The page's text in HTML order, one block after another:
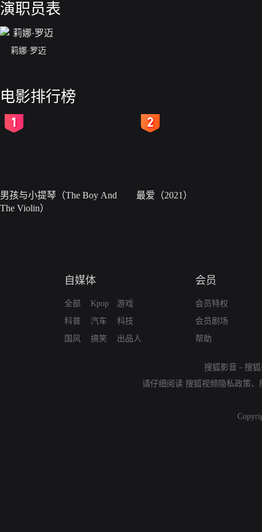
演职员表
莉娜·罗迈
电影排行榜
男孩与小提琴（The Boy And
The Violin）
最爱（2021）
自媒体
全部
科普
国风
Kpop
汽车
搞笑
游戏
科技
出品人
会员
会员特权
会员剧场
帮助
搜狐影音 - 搜
请仔细阅读 搜狐视频隐私政策、